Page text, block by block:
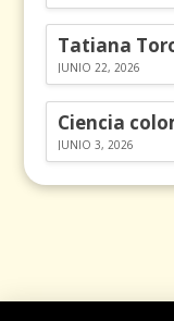
JUNIO 22, 2026
JUNIO 3, 2026